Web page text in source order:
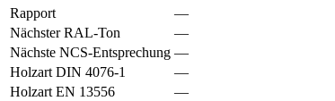
Rapport
—
Nächster RAL-Ton
—
Nächste NCS-Entsprechung —
Holzart DIN 4076-1
—
Holzart EN 13556
—